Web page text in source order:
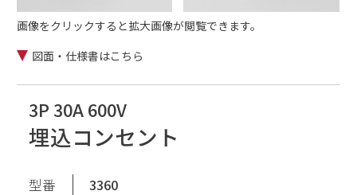
画像をクリックすると拡大画像が閲覧できます。
図面・仕様書はこちら
3P 30A 600V
埋込コンセント
型番
3360